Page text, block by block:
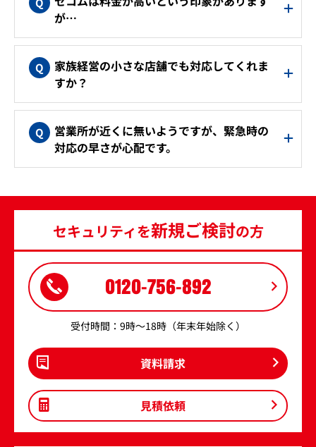
が…
家族経営の小さな店舗でも対応してくれま
すか？
営業所が近くに無いようですが、緊急時の
対応の早さが心配です。
セキュリティを新規ご検討の方
0120-756-892
受付時間：9時～18時（年末年始除く）
資料請求
見積依頼